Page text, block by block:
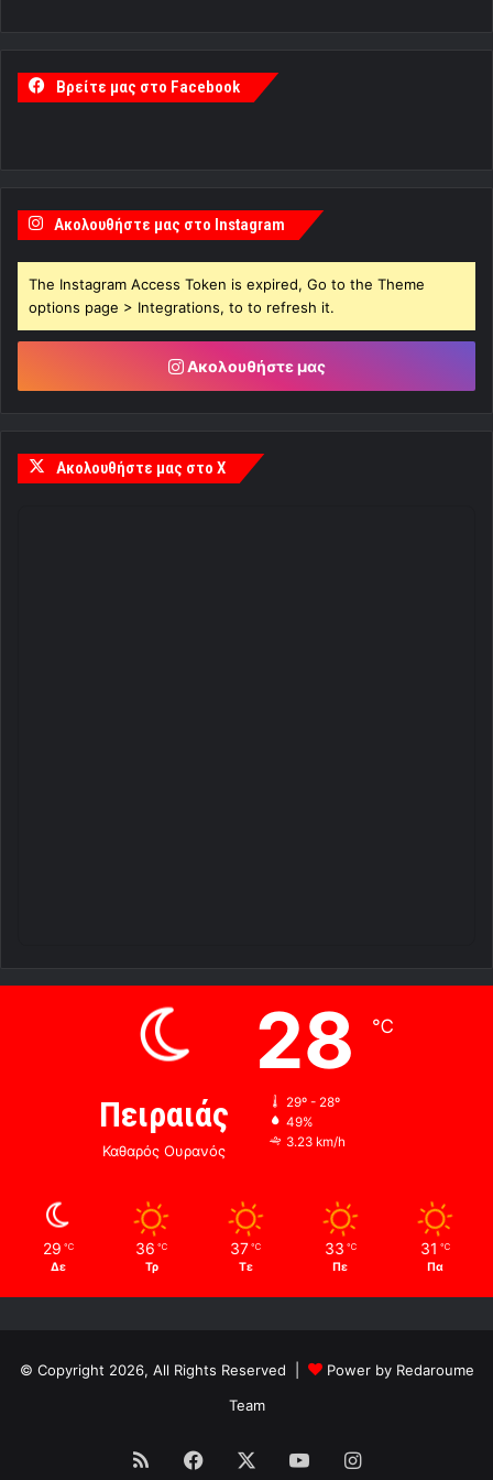
Βρείτε μας στο Facebook
Ακολουθήστε μας στο Instagram
The Instagram Access Token is expired, Go to the Theme
options page > Integrations, to to refresh it.
Ακολουθήστε μας
Ακολουθήστε μας στο X
Πειραιάς
Καθαρός Ουρανός
28 ℃
29º - 28º
49%
3.23 km/h
29 ℃
Δε
36 ℃
Τρ
37 ℃
Τε
33 ℃
Πε
31 ℃
Πα
© Copyright 2026, All Rights Reserved |
Power by Redaroume
Team
RSS Facebook YouTubeInstagram